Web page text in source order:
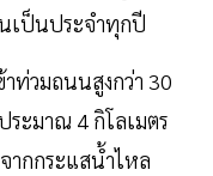
เป็นประจำทุกปี
ท่วมถนนสูงกว่า 30
ระมาณ 4 กิโลเมตร
ากกระแสน้ำไหล